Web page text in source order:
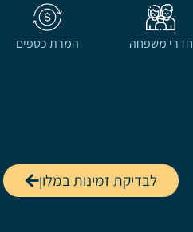
חדרי משפחה המרת כספים
לבדיקת זמינות במלון